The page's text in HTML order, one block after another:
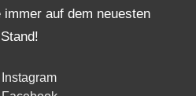
immer auf dem neuesten
Stand!
Instagram